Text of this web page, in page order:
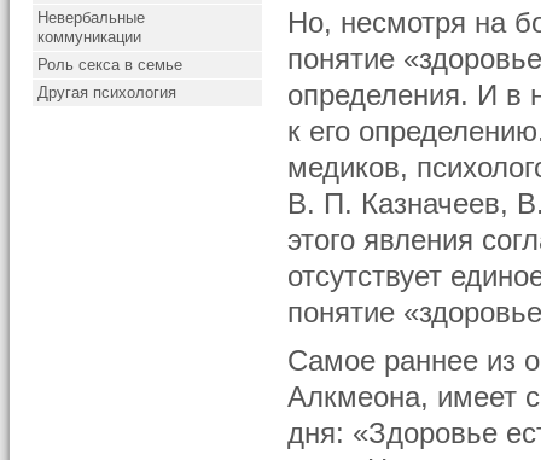
Невербальные
коммуникации
Роль секса в семье
Другая психология
Но, несмотря на
понятие
определения. И в
к его
медиков,
В. П. Казначеев,
этого явления
отсутствует
понятие
Самое раннее из
Алкмеона, имеет
дня: «Здоровье